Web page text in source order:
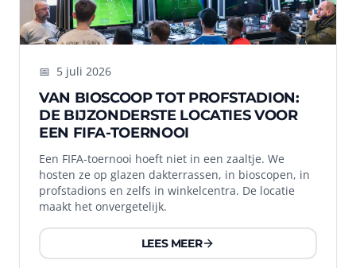
📅 5 juli 2026
VAN BIOSCOOP TOT PROFSTADION:
DE BIJZONDERSTE LOCATIES VOOR
EEN FIFA-TOERNOOI
Een FIFA-toernooi hoeft niet in een zaaltje. We
hosten ze op glazen dakterrassen, in bioscopen, in
profstadions en zelfs in winkelcentra. De locatie
maakt het onvergetelijk.
LEES MEER